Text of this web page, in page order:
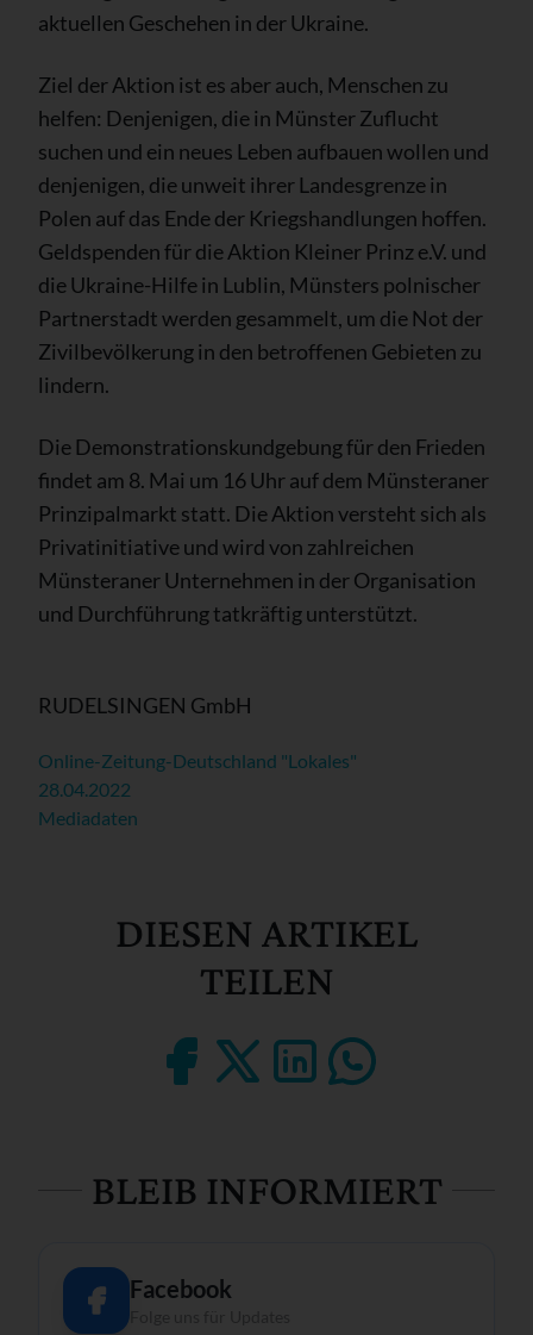
aktuellen Geschehen in der Ukraine.
Ziel der Aktion ist es aber auch, Menschen zu
helfen: Denjenigen, die in Münster Zuflucht
suchen und ein neues Leben aufbauen wollen und
denjenigen, die unweit ihrer Landesgrenze in
Polen auf das Ende der Kriegshandlungen hoffen.
Geldspenden für die Aktion Kleiner Prinz e.V. und
die Ukraine-Hilfe in Lublin, Münsters polnischer
Partnerstadt werden gesammelt, um die Not der
Zivilbevölkerung in den betroffenen Gebieten zu
lindern.
Die Demonstrationskundgebung für den Frieden
findet am 8. Mai um 16 Uhr auf dem Münsteraner
Prinzipalmarkt statt. Die Aktion versteht sich als
Privatinitiative und wird von zahlreichen
Münsteraner Unternehmen in der Organisation
und Durchführung tatkräftig unterstützt.
RUDELSINGEN GmbH
Online-Zeitung-Deutschland "Lokales"
28.04.2022
Mediadaten
DIESEN ARTIKEL
TEILEN
BLEIB INFORMIERT
Facebook